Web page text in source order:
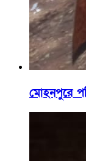
মোহনপুরে